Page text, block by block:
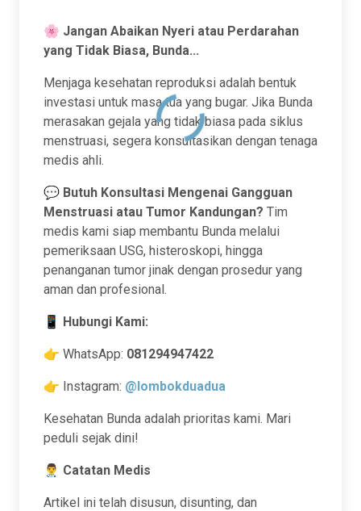
🌸 Jangan Abaikan Nyeri atau Perdarahan
yang Tidak Biasa, Bunda...
Menjaga kesehatan reproduksi adalah bentuk
investasi untuk masa tua yang bugar. Jika Bunda
merasakan gejala yang tidak biasa pada siklus
menstruasi, segera konsultasikan dengan tenaga
medis ahli.
💬 Butuh Konsultasi Mengenai Gangguan
Menstruasi atau Tumor Kandungan? Tim
medis kami siap membantu Bunda melalui
pemeriksaan USG, histeroskopi, hingga
penanganan tumor jinak dengan prosedur yang
aman dan profesional.
📱 Hubungi Kami:
👉 WhatsApp: 081294947422
👉 Instagram: @lombokduadua
Kesehatan Bunda adalah prioritas kami. Mari
peduli sejak dini!
👨‍⚕️ Catatan Medis
Artikel ini telah disusun, disunting, dan